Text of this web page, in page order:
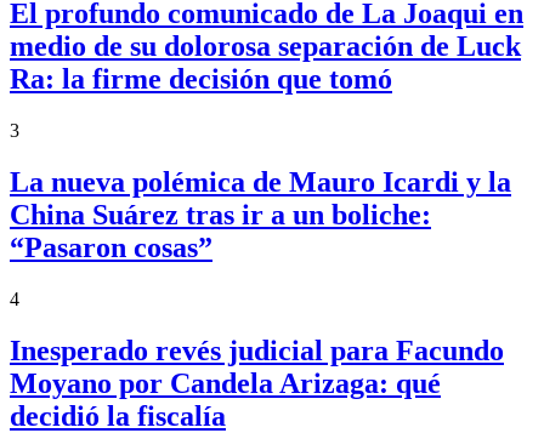
El profundo comunicado de La Joaqui en
medio de su dolorosa separación de Luck
Ra: la firme decisión que tomó
3
La nueva polémica de Mauro Icardi y la
China Suárez tras ir a un boliche:
“Pasaron cosas”
4
Inesperado revés judicial para Facundo
Moyano por Candela Arizaga: qué
decidió la fiscalía